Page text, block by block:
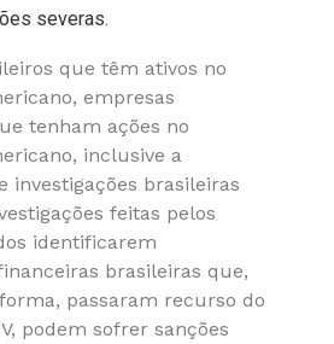
severas.
que têm ativos no
empresas
tenham ações no
inclusive a
investigações brasileiras
feitas pelos
identificarem
brasileiras que,
passaram recurso do
podem sofrer sanções